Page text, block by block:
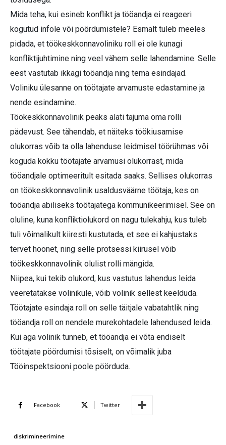
Mida teha, kui esineb konflikt ja tööandja ei reageeri
kogutud infole või pöördumistele? Esmalt tuleb meeles
pidada, et töökeskkonnavoliniku roll ei ole kunagi
konfliktijuhtimine ning veel vähem selle lahendamine. Selle
eest vastutab ikkagi tööandja ning tema esindajad.
Voliniku ülesanne on töötajate arvamuste edastamine ja
nende esindamine.
Töökeskkonnavolinik peaks alati tajuma oma rolli
pädevust. See tähendab, et näiteks töökiusamise
olukorras võib ta olla lahenduse leidmisel töörühmas või
koguda kokku töötajate arvamusi olukorrast, mida
tööandjale optimeeritult esitada saaks. Sellises olukorras
on töökeskkonnavolinik usaldusväärne töötaja, kes on
tööandja abiliseks töötajatega kommunikeerimisel. See on
oluline, kuna konfliktiolukord on nagu tulekahju, kus tuleb
tuli võimalikult kiiresti kustutada, et see ei kahjustaks
tervet hoonet, ning selle protsessi kiirusel võib
töökeskkonnavolinik olulist rolli mängida.
Niipea, kui tekib olukord, kus vastutus lahendus leida
veeretatakse volinikule, võib volinik sellest keelduda.
Töötajate esindaja roll on selle täitjale vabatahtlik ning
tööandja roll on nendele murekohtadele lahendused leida.
Kui aga volinik tunneb, et tööandja ei võta endiselt
töötajate pöördumisi tõsiselt, on võimalik juba
Tööinspektsiooni poole pöörduda.
Facebook Twitter
diskrimineerimine